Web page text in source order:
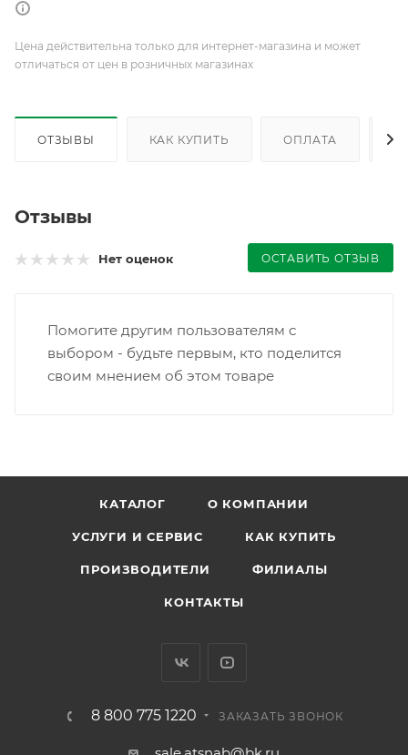
Цена действительна только для интернет-магазина и может
отличаться от цен в розничных магазинах
ОТЗЫВЫ КАК КУПИТЬ ОПЛАТА
Отзывы
Нет оценок ОСТАВИТЬ ОТЗЫВ
Помогите другим пользователям с
выбором - будьте первым, кто поделится
своим мнением об этом товаре
КАТАЛОГ О КОМПАНИИ
УСЛУГИ И СЕРВИС КАК КУПИТЬ
ПРОИЗВОДИТЕЛИ ФИЛИАЛЫ
КОНТАКТЫ
8 800 775 1220 ЗАКАЗАТЬ ЗВОНОК